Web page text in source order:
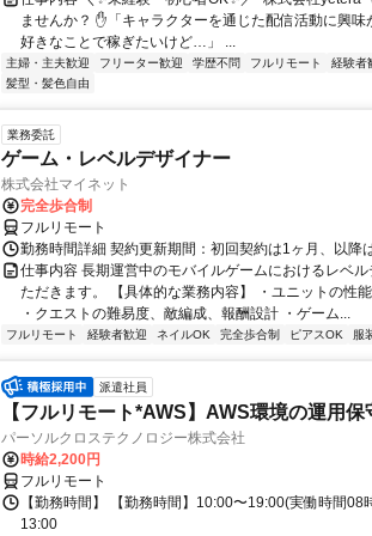
ませんか？ ✋「キャラクターを通じた配信活動に興
好きなことで稼ぎたいけど…」 ...
主婦・主夫歓迎 フリーター歓迎 学歴不問 フルリモート 経験者
髪型・髪色自由
業務委託
ゲーム・レベルデザイナー
株式会社マイネット
完全歩合制
フルリモート
勤務時間詳細 契約更新期間：初回契約は1ヶ月、以降
仕事内容 長期運営中のモバイルゲームにおけるレベ
ただきます。 【具体的な業務内容】 ・ユニットの性
・クエストの難易度、敵編成、報酬設計 ・ゲーム...
フルリモート 経験者歓迎 ネイルOK 完全歩合制 ピアスOK 服
派遣社員
【フルリモート*AWS】AWS環境の運用
パーソルクロステクノロジー株式会社
時給2,200円
フルリモート
【勤務時間】 【勤務時間】10:00〜19:00(実働時間
13:00